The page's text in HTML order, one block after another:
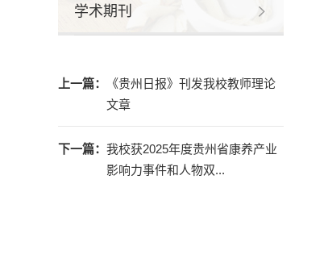
学术期刊
上一篇：
《贵州日报》刊发我校教师理论
文章
下一篇： 我校获2025年度贵州省康养产业
影响力事件和人物双...